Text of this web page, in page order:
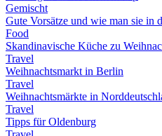
Gemischt
Gute Vorsätze und wie man sie in
Food
Skandinavische Küche zu
Travel
Weihnachtsmarkt in Berlin
Travel
Weihnachtsmärkte in
Travel
Tipps für Oldenburg